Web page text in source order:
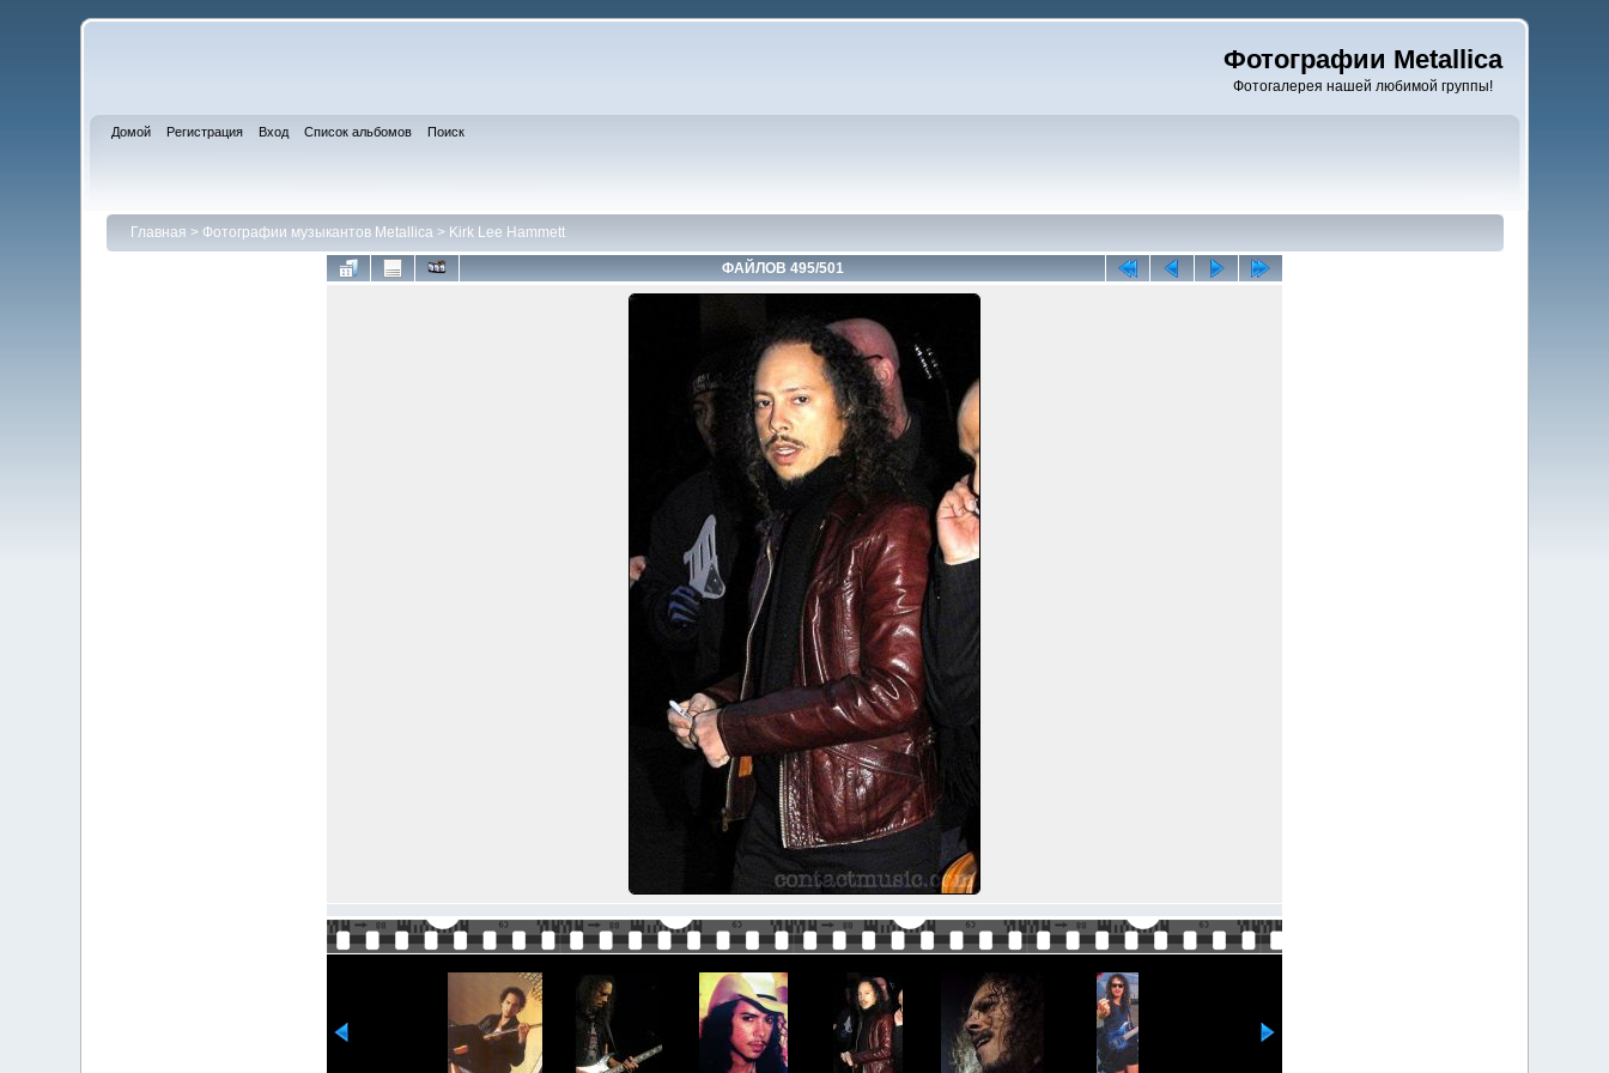
Фотографии Metallica
Фотогалерея нашей любимой группы!
Домой Регистрация Вход Список альбомов Поиск
Главная > Фотографии музыкантов Metallica> Kirk Lee Hammett
ФАЙЛОВ 495/501